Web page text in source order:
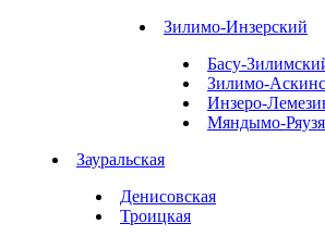
Зилимо-Инзерский
Басу-
Зилимо-
Инзеро-
Мяндымо-
Зауральская
Денисовская
Троицкая